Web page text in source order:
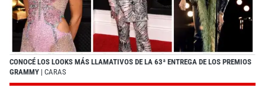
CONOCÉ LOS LOOKS MÁS LLAMATIVOS DE LA 63ª ENTREGA DE LOS PREMIOS
GRAMMY | CARAS